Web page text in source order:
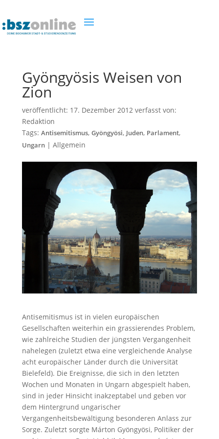
Gyöngyösis Weisen von
Zion
veröffentlicht: 17. Dezember 2012verfasst von:
Redaktion
Tags: Antisemitismus, Gyöngyösi, Juden, Parlament,
Ungarn| Allgemein
Antisemitismus ist in vielen europäischen
Gesellschaften weiterhin ein grassierendes Problem,
wie zahlreiche Studien der jüngsten Vergangenheit
nahelegen (zuletzt etwa eine vergleichende Analyse
acht europäischer Länder durch die Universität
Bielefeld). Die Ereignisse, die sich in den letzten
Wochen und Monaten in Ungarn abgespielt haben,
sind in jeder Hinsicht inakzeptabel und geben vor
dem Hintergrund ungarischer
Vergangenheitsbewältigung besonderen Anlass zur
Sorge. Zuletzt sorgte Márton Gyöngyösi, Politiker der